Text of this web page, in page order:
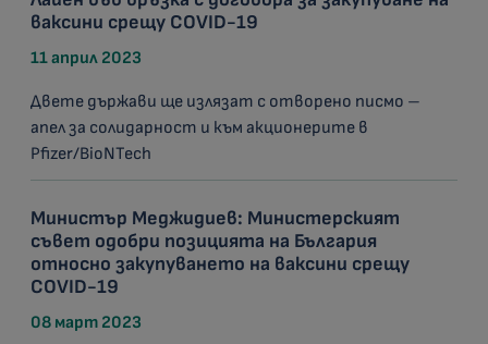
ваксини срещу COVID-19
11 април 2023
Двете държави ще излязат с отворено писмо –
апел за солидарност и към акционерите в
Pfizer/BioNTech
Министър Меджидиев: Министерският
съвет одобри позицията на България
относно закупуването на ваксини срещу
COVID-19
08 март 2023